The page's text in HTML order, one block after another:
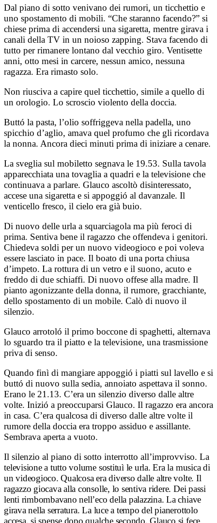
Dal piano di sotto venivano dei rumori, un ticchettio e
uno spostamento di mobili. “Che staranno facendo?” si
chiese prima di accendersi una sigaretta, mentre girava i
canali della TV in un noioso zapping. Stava facendo di
tutto per rimanere lontano dal vecchio giro. Ventisette
anni, otto mesi in carcere, nessun amico, nessuna
ragazza. Era rimasto solo.
Non riusciva a capire quel ticchettio, simile a quello di
un orologio. Lo scroscio violento della doccia.
Buttó la pasta, l’olio soffriggeva nella padella, uno
spicchio d’aglio, amava quel profumo che gli ricordava
la nonna. Ancora dieci minuti prima di iniziare a cenare.
La sveglia sul mobiletto segnava le 19.53. Sulla tavola
apparecchiata una tovaglia a quadri e la televisione che
continuava a parlare. Glauco ascoltò disinteressato,
accese una sigaretta e si appoggió al davanzale. Il
venticello fresco, il cielo era già buio.
Di nuovo delle urla a squarciagola ma più feroci di
prima. Sentiva bene il ragazzo che offendeva i genitori.
Chiedeva soldi per un nuovo videogioco e poi voleva
essere lasciato in pace. Il boato di una porta chiusa
d’impeto. La rottura di un vetro e il suono, acuto e
freddo di due schiaffi. Di nuovo offese alla madre. Il
pianto agonizzante della donna, il rumore, gracchiante,
dello spostamento di un mobile. Calò di nuovo il
silenzio.
Glauco arrotoló il primo boccone di spaghetti, alternava
lo sguardo tra il piatto e la televisione, una trasmissione
priva di senso.
Quando finì di mangiare appoggió i piatti sul lavello e si
buttó di nuovo sulla sedia, annoiato aspettava il sonno.
Erano le 21.13. C’era un silenzio diverso dalle altre
volte. Inizió a preoccuparsi Glauco. Il ragazzo era ancora
in casa. C’era qualcosa di diverso dalle altre volte il
rumore della doccia era troppo assiduo e assillante.
Sembrava aperta a vuoto.
Il silenzio al piano di sotto interrotto all’improvviso. La
televisione a tutto volume sostituì le urla. Era la musica di
un videogioco. Qualcosa era diverso dalle altre volte. Il
ragazzo giocava alla consolle, lo sentiva ridere. Dei passi
lenti rimbombavano nell’eco della palazzina. La chiave
girava nella serratura.La luce a tempo del pianerottolo
accesa, si spense dopo qualche secondo. Glauco si fece